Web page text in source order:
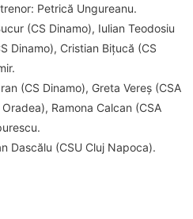
Petrică Ungureanu.
(CS Dinamo), Iulian Teodosiu
Dinamo), Cristian Bițucă (CS
(CS Dinamo), Greta Vereș (CSA
Ramona Calcan (CSA
Dascălu (CSU Cluj Napoca).